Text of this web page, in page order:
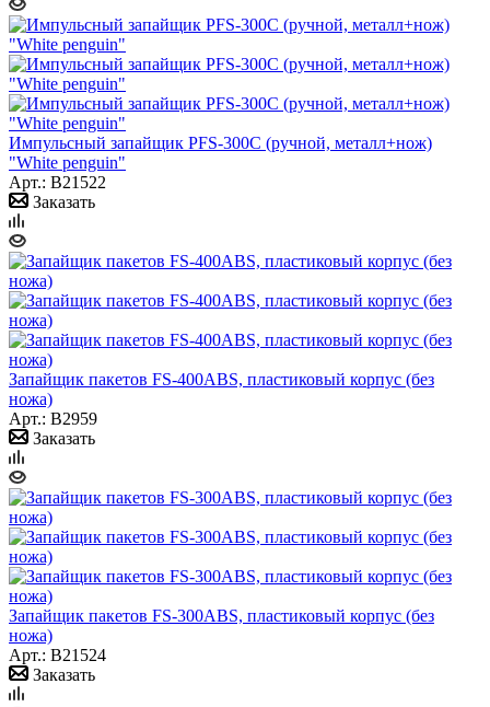
Импульсный запайщик PFS-300С (ручной, металл+нож)
"White penguin"
Арт.: B21522
Заказать
Запайщик пакетов FS-400ABS, пластиковый корпус (без
ножа)
Арт.: B2959
Заказать
Запайщик пакетов FS-300ABS, пластиковый корпус (без
ножа)
Арт.: B21524
Заказать